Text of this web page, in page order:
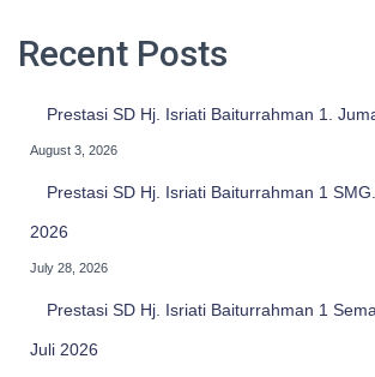
o
Recent Posts
Prestasi SD Hj. Isriati Baiturrahman 1.
August 3, 2026
Prestasi SD Hj. Isriati Baiturrahman 1
2026
July 28, 2026
Prestasi SD Hj. Isriati Baiturrahman 1
Juli 2026